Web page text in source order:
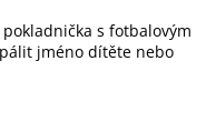
s fotbalovým
jméno dítěte nebo